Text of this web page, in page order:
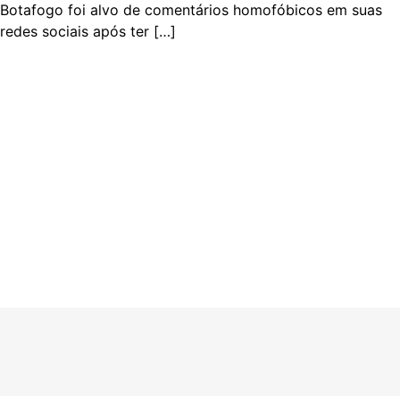
Botafogo foi alvo de comentários homofóbicos em suas
redes sociais após ter […]